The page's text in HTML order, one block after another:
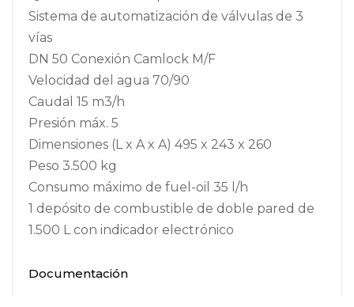
Sistema de automatización de válvulas de 3
vías
DN 50 Conexión Camlock M/F
Velocidad del agua 70/90
Caudal 15 m3/h
Presión máx. 5
Dimensiones (L x A x A) 495 x 243 x 260
Peso 3.500 kg
Consumo máximo de fuel-oil 35 l/h
1 depósito de combustible de doble pared de
1.500 L con indicador electrónico
Documentación